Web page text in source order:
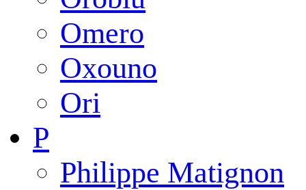
Omero
Oxouno
Ori
P
Philippe Matignon